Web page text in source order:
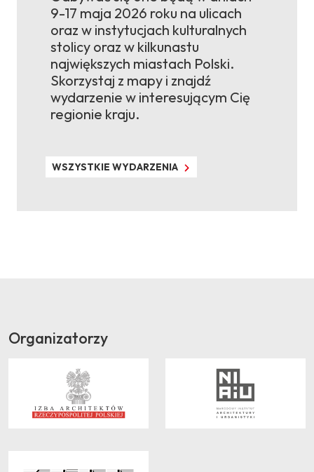
9-17 maja 2026 roku na ulicach
oraz w instytucjach kulturalnych
stolicy oraz w kilkunastu
największych miastach Polski.
Skorzystaj z mapy i znajdź
wydarzenie w interesującym Cię
regionie kraju.
WSZYSTKIE WYDARZENIA
Organizatorzy